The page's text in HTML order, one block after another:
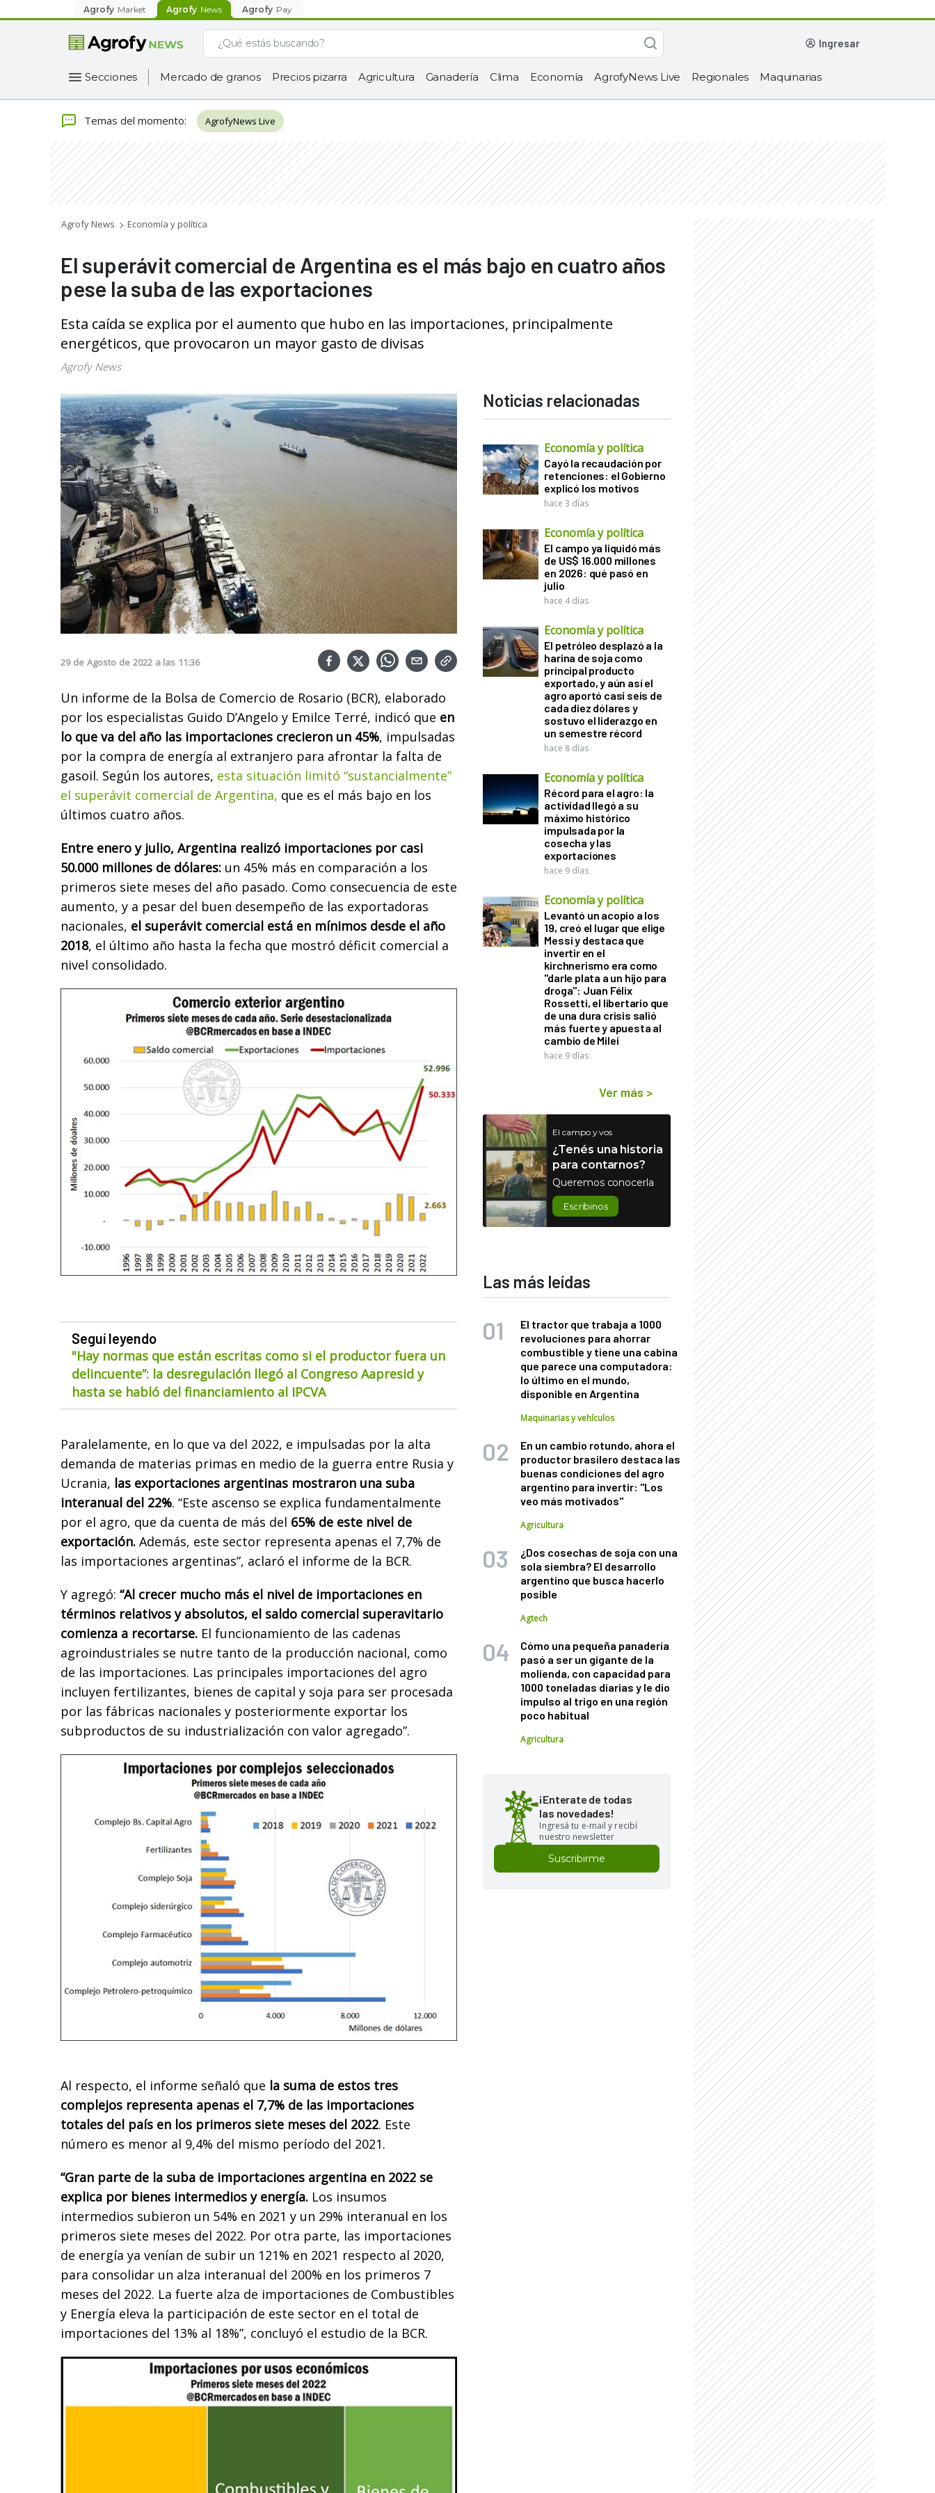
Agrofy Market Agrofy News Agrofy Pay
ingresar
Secciones Mercado de granos Precios pizarra Agricultura Ganadería Clima Economía AgrofyNews Live Regionales Maquinarias
Temas del momento: AgrofyNews Live
Agrofy News Economía y política
El superávit comercial de Argentina es el más bajo en cuatro años
pese la suba de las exportaciones
Esta caída se explica por el aumento que hubo en las importaciones, principalmente
energéticos, que provocaron un mayor gasto de divisas
Agrofy News
29 de Agosto de 2022 a las 11:36
Un informe de la Bolsa de Comercio de Rosario (BCR), elaborado
por los especialistas Guido D’Angelo y Emilce Terré, indicó que en
lo que va del año las importaciones crecieron un 45%, impulsadas
por la compra de energía al extranjero para afrontar la falta de
gasoil. Según los autores, esta situación limitó “sustancialmente”
el superávit comercial de Argentina, que es el más bajo en los
últimos cuatro años.
Entre enero y julio, Argentina realizó importaciones por casi
50.000 millones de dólares: un 45% más en comparación a los
primeros siete meses del año pasado. Como consecuencia de este
aumento, y a pesar del buen desempeño de las exportadoras
nacionales, el superávit comercial está en mínimos desde el año
2018, el último año hasta la fecha que mostró déficit comercial a
nivel consolidado.
Seguí leyendo
"Hay normas que están escritas como si el productor fuera un
delincuente”: la desregulación llegó al Congreso Aapresid y
hasta se habló del financiamiento al IPCVA
Paralelamente, en lo que va del 2022, e impulsadas por la alta
demanda de materias primas en medio de la guerra entre Rusia y
Ucrania, las exportaciones argentinas mostraron una suba
interanual del 22%. “Este ascenso se explica fundamentalmente
por el agro, que da cuenta de más del 65% de este nivel de
exportación. Además, este sector representa apenas el 7,7% de
las importaciones argentinas”, aclaró el informe de la BCR.
Y agregó: “Al crecer mucho más el nivel de importaciones en
términos relativos y absolutos, el saldo comercial superavitario
comienza a recortarse. El funcionamiento de las cadenas
agroindustriales se nutre tanto de la producción nacional, como
de las importaciones. Las principales importaciones del agro
incluyen fertilizantes, bienes de capital y soja para ser procesada
por las fábricas nacionales y posteriormente exportar los
subproductos de su industrialización con valor agregado”.
Al respecto, el informe señaló que la suma de estos tres
complejos representa apenas el 7,7% de las importaciones
totales del país en los primeros siete meses del 2022. Este
número es menor al 9,4% del mismo período del 2021.
“Gran parte de la suba de importaciones argentina en 2022 se
explica por bienes intermedios y energía. Los insumos
intermedios subieron un 54% en 2021 y un 29% interanual en los
primeros siete meses del 2022. Por otra parte, las importaciones
de energía ya venían de subir un 121% en 2021 respecto al 2020,
para consolidar un alza interanual del 200% en los primeros 7
meses del 2022. La fuerte alza de importaciones de Combustibles
y Energía eleva la participación de este sector en el total de
importaciones del 13% al 18%”, concluyó el estudio de la BCR.
Noticias relacionadas
Economía y política
Cayó la recaudación por
retenciones: el Gobierno
explicó los motivos
hace 3 días
Economía y política
El campo ya liquidó más
de US$ 16.000 millones
en 2026: qué pasó en
julio
hace 4 días
Economía y política
El petróleo desplazó a la
harina de soja como
principal producto
exportado, y aún así el
agro aportó casi seis de
cada diez dólares y
sostuvo el liderazgo en
un semestre récord
hace 8 días
Economía y política
Récord para el agro: la
actividad llegó a su
máximo histórico
impulsada por la
cosecha y las
exportaciones
hace 9 días
Economía y política
Levantó un acopio a los
19, creó el lugar que elige
Messi y destaca que
invertir en el
kirchnerismo era como
"darle plata a un hijo para
droga": Juan Félix
Rossetti, el libertario que
de una dura crisis salió
más fuerte y apuesta al
cambio de Milei
hace 9 días
Ver más >
El campo y vos
¿Tenés una historia
para contarnos?
Queremos conocerla
Escribinos
Las más leídas
El tractor que trabaja a 1000
revoluciones para ahorrar
combustible y tiene una cabina
que parece una computadora:
lo último en el mundo,
disponible en Argentina
Maquinarias y vehículos
En un cambio rotundo, ahora el
productor brasilero destaca las
buenas condiciones del agro
argentino para invertir: "Los
veo más motivados"
Agricultura
¿Dos cosechas de soja con una
sola siembra? El desarrollo
argentino que busca hacerlo
posible
Agtech
Cómo una pequeña panadería
pasó a ser un gigante de la
molienda, con capacidad para
1000 toneladas diarias y le dio
impulso al trigo en una región
poco habitual
Agricultura
¡Enterate de todas
las novedades!
Ingresá tu e-mail y recibí
nuestro newsletter
Suscribirme